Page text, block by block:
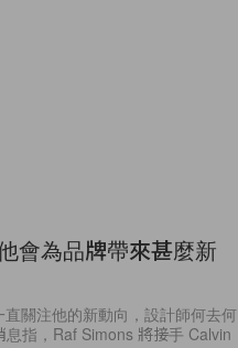
會為品牌帶來甚麼新
關注他的新動向，設計師何去何
指，Raf Simons 將接手 Calvin